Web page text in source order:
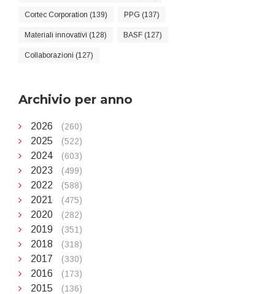
Cortec Corporation (139) PPG (137)
Materiali innovativi (128) BASF (127)
Collaborazioni (127)
Archivio per anno
2026 (260)
2025 (522)
2024 (603)
2023 (499)
2022 (588)
2021 (475)
2020 (282)
2019 (351)
2018 (318)
2017 (330)
2016 (173)
2015 (136)